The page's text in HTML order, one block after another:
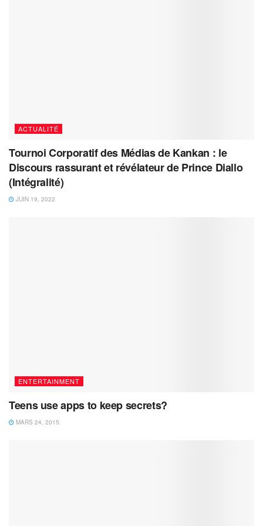
ACTUALITÉ
Tournoi Corporatif des Médias de Kankan : le
Discours rassurant et révélateur de Prince Diallo
(Intégralité)
JUIN 19, 2022
ENTERTAINMENT
Teens use apps to keep secrets?
MARS 24, 2015